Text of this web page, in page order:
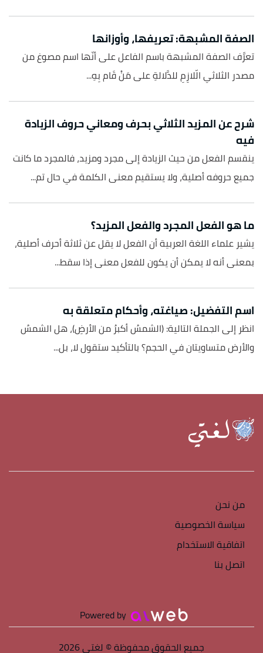
الصفة المشبهة: تعريفها، وأوزانها
تعرَّف الصفة المشبهة باسم الفاعل على أنّها اسم مصوغ من
مصدر الثلاثي الّلازِمِ للدَّلالةِ على مَنْ قَام بِهِ...
شرح عن المزيد الثلاثي بحرف ومعاني حروف الزيادة
فيه
ينقسم الفعل من حيث الزيادة إلى مجرد ومزيد، فالمجرد ما كانت
جميع حروفه أصلية، ولا يستقيم معنى الكلمة في حال تم...
ما هو الفعل المجرد والفعل المزيد؟
يشير علماء اللغة العربية أن الفعل لا يقل عن ثلاثة أحرف أصلية،
بمعنى أنه لا يمكن أن يكون للفعل معنى إذا سقط...
اسم التفضيل: صياغته، وأحكام متعلقة به
انظر إلى الجملة التالية: (الشمسُ أكبرُ من الأرضِ)، هل الشمسُ
والأرض متساويتان في الحجم؟ بالتأكيد ستقول لا، بل...
من نحن
سياسة الخصوصية
اتفاقية الاستخدام
اتصل بنا
Powered by
جميع الحقوق محفوظة © لغتي 2026